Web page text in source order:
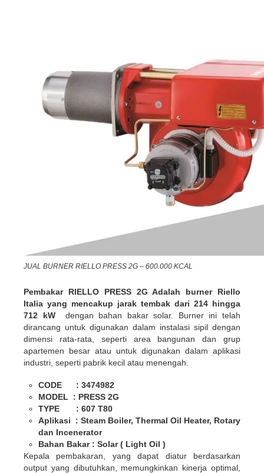
JUAL BURNER RIELLO PRESS 2G – 600.000 KCAL
Pembakar RIELLO PRESS 2G Adalah burner Riello
Italia yang mencakup jarak tembak dari 214 hingga
712 kWdengan bahan bakar solar. Burner ini telah
dirancang untuk digunakan dalam instalasi sipil dengan
dimensi rata-rata, seperti area bangunan dan grup
apartemen besar atau untuk digunakan dalam aplikasi
industri, seperti pabrik kecil atau menengah.
CODE : 3474982
MODEL : PRESS 2G
TYPE : 607 T80
Aplikasi : Steam Boiler, Thermal Oil Heater, Rotary
dan Incenerator
Bahan Bakar : Solar ( Light Oil )
Kepala pembakaran, yang dapat diatur berdasarkan
output yang dibutuhkan, memungkinkan kinerja optimal,